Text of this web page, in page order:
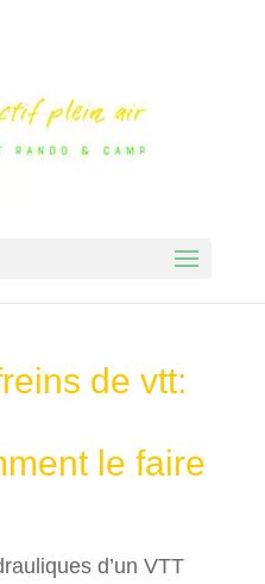
de vtt:
le faire
d’un VTT